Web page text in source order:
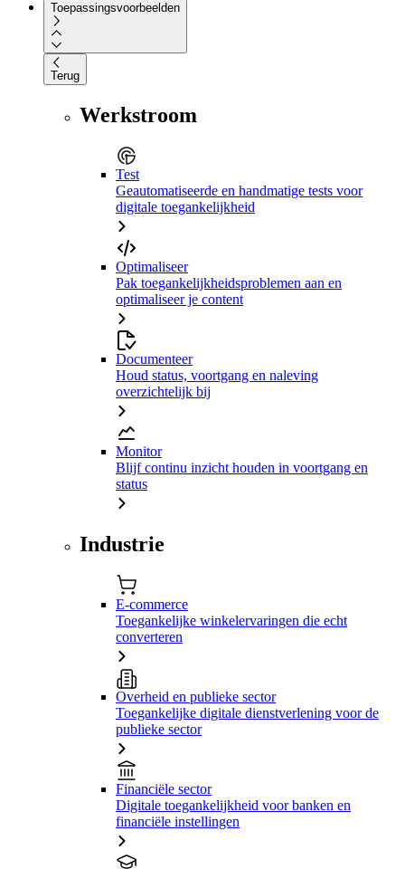
Toepassingsvoorbeelden
Terug
Werkstroom
Test
Geautomatiseerde en handmatige tests voor
digitale toegankelijkheid
Optimaliseer
Pak toegankelijkheidsproblemen aan en
optimaliseer je content
Documenteer
Houd status, voortgang en naleving
overzichtelijk bij
Monitor
Blijf continu inzicht houden in voortgang en
status
Industrie
E-commerce
Toegankelijke winkelervaringen die echt
converteren
Overheid en publieke sector
Toegankelijke digitale dienstverlening voor de
publieke sector
Financiële sector
Digitale toegankelijkheid voor banken en
financiële instellingen